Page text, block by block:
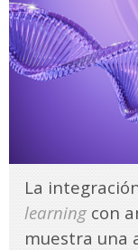
La
learning con
muestra una